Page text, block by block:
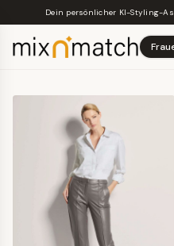
Skip to main content
Dein persönlicher KI-Styling-